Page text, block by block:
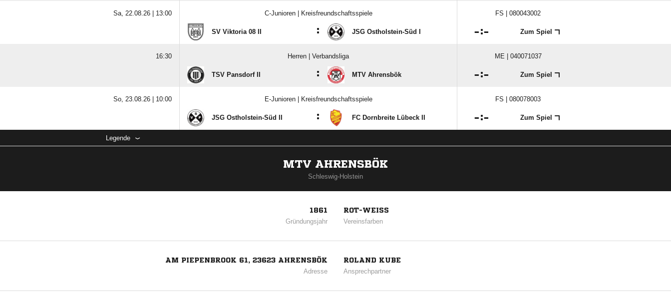
Sa, 22.08.26 | 13:00 C-Junioren | Kreisfreundschaftsspiele FS | 080043002
SV Viktoria 08 II : JSG Ostholstein-Süd I : Zum Spiel
16:30 Herren | Verbandsliga ME | 040071037
TSV Pansdorf II : MTV Ahrensbök : Zum Spiel
So, 23.08.26 | 10:00 E-Junioren | Kreisfreundschaftsspiele FS | 080078003
JSG Ostholstein-Süd II : FC Dornbreite Lübeck II : Zum Spiel
Legende
MTV AHRENSBÖK
Schleswig-Holstein
1861
Gründungsjahr
ROT-WEISS
Vereinsfarben
AM PIEPENBROOK 61, 23623 AHRENSBÖK
Adresse
ROLAND KUBE
Ansprechpartner